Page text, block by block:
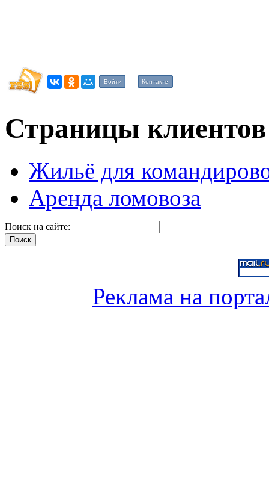
Войти Контакте
Страницы клиентов
Жильё для
Аренда ломовоза
Поиск на сайте:
Реклама на